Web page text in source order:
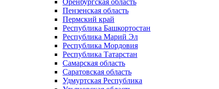
Оренбургская область
Пензенская область
Пермский край
Республика Башкортостан
Республика Марий Эл
Республика Мордовия
Республика Татарстан
Самарская область
Саратовская область
Удмуртская Республика